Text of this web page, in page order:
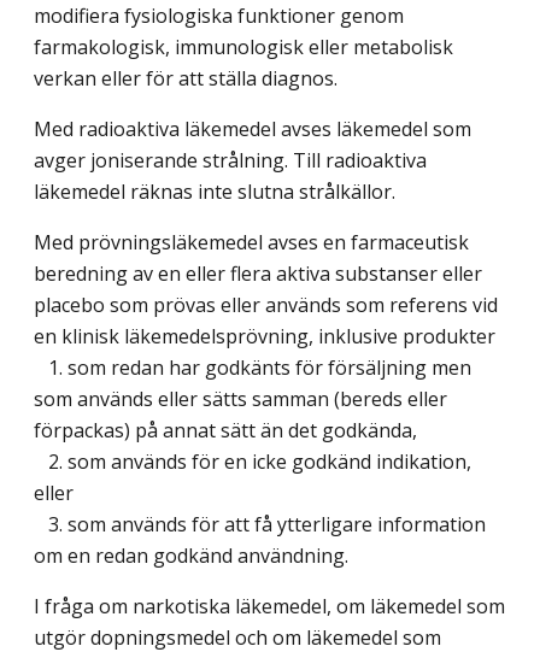
modifiera fysiologiska funktioner genom
farmakologisk, immunologisk eller metabolisk
verkan eller för att ställa diagnos.
Med radioaktiva läkemedel avses läkemedel som
avger joniserande strålning. Till radioaktiva
läkemedel räknas inte slutna strålkällor.
Med prövningsläkemedel avses en farmaceutisk
beredning av en eller flera aktiva substanser eller
placebo som prövas eller används som referens vid
en klinisk läkemedelsprövning, inklusive produkter
1. som redan har godkänts för försäljning men
som används eller sätts samman (bereds eller
förpackas) på annat sätt än det godkända,
2. som används för en icke godkänd indikation,
eller
3. som används för att få ytterligare information
om en redan godkänd användning.
I fråga om narkotiska läkemedel, om läkemedel som
utgör dopningsmedel och om läkemedel som